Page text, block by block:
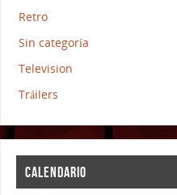
Retro
Sin categoría
Television
Tráilers
CALENDARIO